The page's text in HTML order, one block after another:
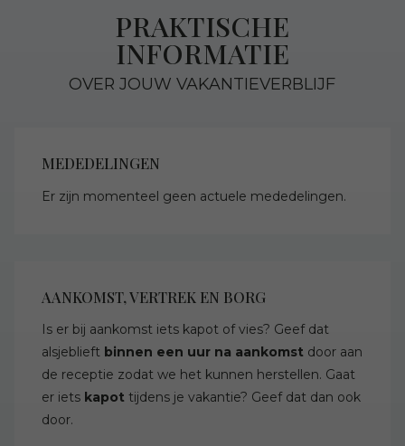
PRAKTISCHE
INFORMATIE
OVER JOUW VAKANTIEVERBLIJF
MEDEDELINGEN
Er zijn momenteel geen actuele mededelingen.
AANKOMST, VERTREK EN BORG
Is er bij aankomst iets kapot of vies? Geef dat
alsjeblieft binnen een uur na aankomst door aan
de receptie zodat we het kunnen herstellen. Gaat
er iets kapot tijdens je vakantie? Geef dat dan ook
door.